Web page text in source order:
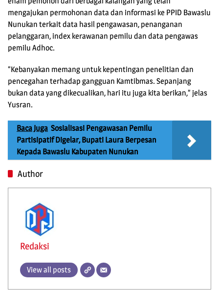
mengajukan permohonan data dan informasi ke PPID Bawaslu
Nunukan terkait data hasil pengawasan, penanganan
pelanggaran, index kerawanan pemilu dan data pengawas
pemilu Adhoc.
“Kebanyakan memang untuk kepentingan penelitian dan
pencegahan terhadap gangguan Kamtibmas. Sepanjang
bukan data yang dikecualikan, hari itu juga kita berikan,” jelas
Yusran.
Baca Juga Sosialisasi Pengawasan Pemilu
Partisipatif Digelar, Bupati Laura Berpesan
Kepada Bawaslu Kabupaten Nunukan
Author
Redaksi
View all posts